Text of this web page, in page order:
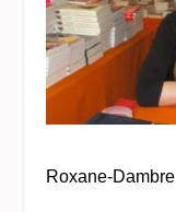
Roxane-Dambre